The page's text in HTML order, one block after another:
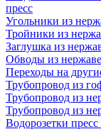
пресс
Угольники из
Тройники из
Заглушка из
Обводы из
Переходы на
Трубопровод из
Трубопровод из
Трубопровод из
Водорозетки